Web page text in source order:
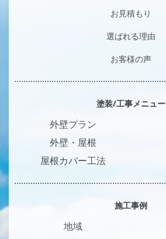
お見積もり
選ばれる理由
お客様の声
塗装/工事メニュー
外壁プラン
外壁・屋根
屋根カバー工法
施工事例
地域